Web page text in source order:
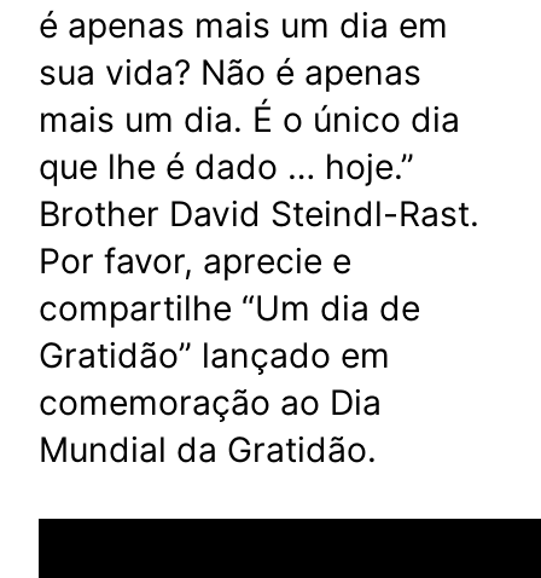
é apenas mais um dia em
sua vida? Não é apenas
mais um dia. É o único dia
que lhe é dado … hoje.”
Brother David Steindl-Rast.
Por favor, aprecie e
compartilhe “Um dia de
Gratidão” lançado em
comemoração ao Dia
Mundial da Gratidão.